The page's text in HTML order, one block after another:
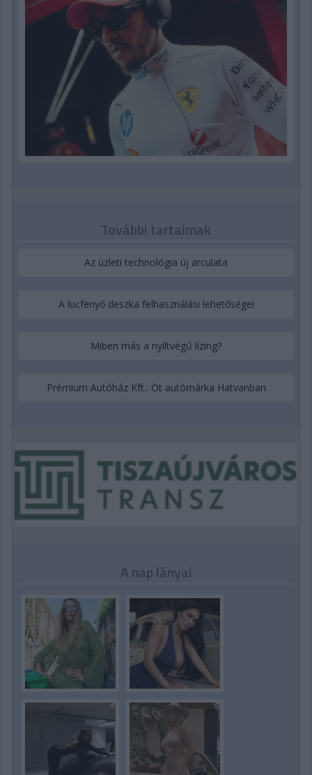
További tartalmak
Az üzleti technológia új arculata
A lucfenyő deszka felhasználási lehetőségei
Miben más a nyíltvégű lízing?
Prémium Autóház Kft.: Öt autómárka Hatvanban
A nap lányai